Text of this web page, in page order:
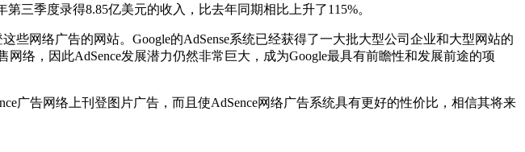
三季度录得8.85亿美元的收入，比去年同期相比上升了115%。
网络广告的网站。Google的AdSense系统已经获得了一大批大型公司企业和大型网站的
络，因此AdSence发展潜力仍然非常巨大，成为Google最具有前瞻性和发展前途的项
告网络上刊登图片广告，而且使AdSence网络广告系统具有更好的性价比，相信其将来